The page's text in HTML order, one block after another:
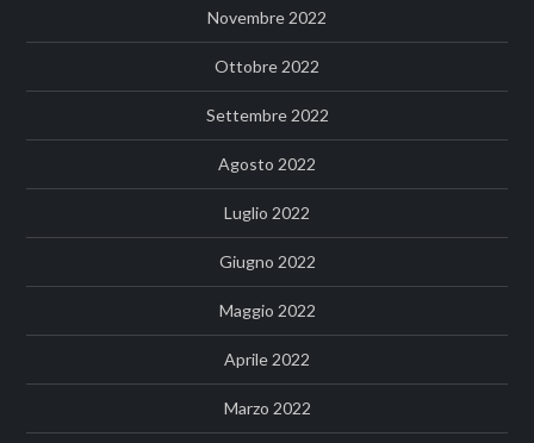
Novembre 2022
Ottobre 2022
Settembre 2022
Agosto 2022
Luglio 2022
Giugno 2022
Maggio 2022
Aprile 2022
Marzo 2022